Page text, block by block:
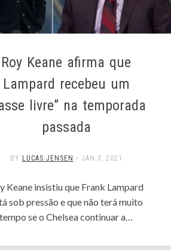
Roy Keane afirma que
Lampard recebeu um
livre” na temporada
passada
BY LUCAS JENSEN • JAN 3, 2021
Keane insistiu que Frank Lampard
sob pressão e que não terá muito
tempo se o Chelsea continuar a…